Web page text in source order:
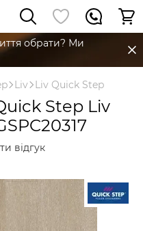
обрати? Ми
Liv Liv Quick Step
Step Liv
відгук